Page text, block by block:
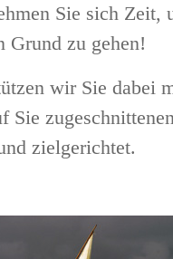
Sie sich Zeit,
Grund zu gehen!
wir Sie dabei
Sie
zielgerichtet.